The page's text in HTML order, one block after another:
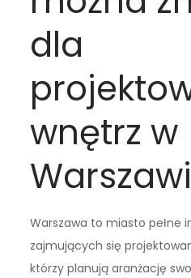
dla
wnętrz w
Warszawa to miasto pełne
zajmujących się
którzy planują aranżację